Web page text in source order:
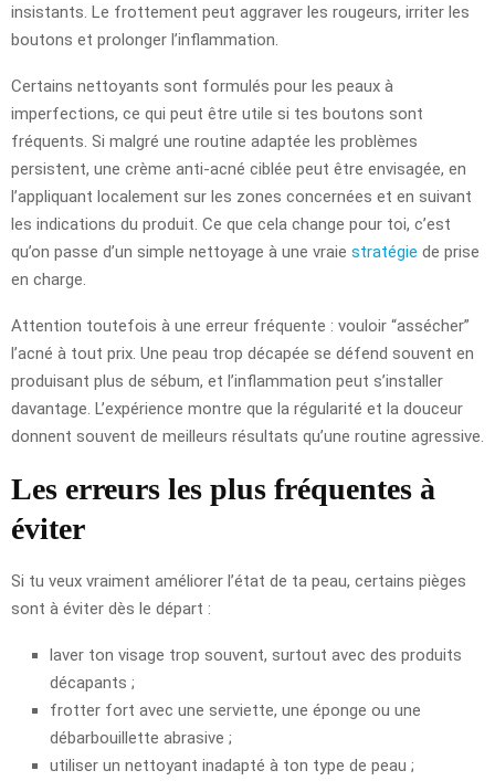
insistants. Le frottement peut aggraver les rougeurs, irriter les
boutons et prolonger l’inflammation.
Certains nettoyants sont formulés pour les peaux à
imperfections, ce qui peut être utile si tes boutons sont
fréquents. Si malgré une routine adaptée les problèmes
persistent, une crème anti-acné ciblée peut être envisagée, en
l’appliquant localement sur les zones concernées et en suivant
les indications du produit. Ce que cela change pour toi, c’est
qu’on passe d’un simple nettoyage à une vraie stratégie de prise
en charge.
Attention toutefois à une erreur fréquente : vouloir “assécher”
l’acné à tout prix. Une peau trop décapée se défend souvent en
produisant plus de sébum, et l’inflammation peut s’installer
davantage. L’expérience montre que la régularité et la douceur
donnent souvent de meilleurs résultats qu’une routine agressive.
Les erreurs les plus fréquentes à
éviter
Si tu veux vraiment améliorer l’état de ta peau, certains pièges
sont à éviter dès le départ :
laver ton visage trop souvent, surtout avec des produits
décapants ;
frotter fort avec une serviette, une éponge ou une
débarbouillette abrasive ;
utiliser un nettoyant inadapté à ton type de peau ;